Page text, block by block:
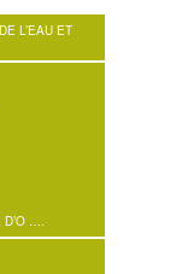
L’EAU ET
D’O ….